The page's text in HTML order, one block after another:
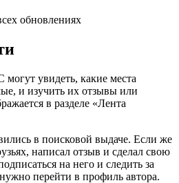
обновлениях
увидеть, какие места
и изучить их отзывы или
в разделе «Лента
в поисковой выдаче. Если же
написал отзыв и сделал свою
на него и следить за
перейти в профиль автора.